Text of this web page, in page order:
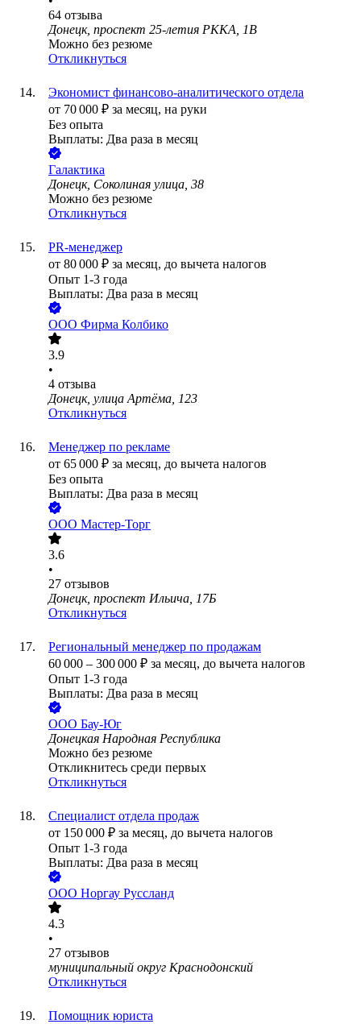
64 отзыва
Донецк, проспект 25-летия РККА, 1В
Можно без резюме
Откликнуться
Экономист финансово-аналитического отдела
от 70 000 ₽ за месяц, на руки
Без опыта
Выплаты: Два раза в месяц
Галактика
Донецк, Соколиная улица, 38
Можно без резюме
Откликнуться
PR-менеджер
от 80 000 ₽ за месяц, до вычета налогов
Опыт 1-3 года
Выплаты: Два раза в месяц
ООО Фирма Колбико
3.9
•
4 отзыва
Донецк, улица Артёма, 123
Откликнуться
Менеджер по рекламе
от 65 000 ₽ за месяц, до вычета налогов
Без опыта
Выплаты: Два раза в месяц
ООО Мастер-Торг
3.6
•
27 отзывов
Донецк, проспект Ильича, 17Б
Откликнуться
Региональный менеджер по продажам
60 000 – 300 000 ₽ за месяц, до вычета налогов
Опыт 1-3 года
Выплаты: Два раза в месяц
ООО Бау-Юг
Донецкая Народная Республика
Можно без резюме
Откликнитесь среди первых
Откликнуться
Специалист отдела продаж
от 150 000 ₽ за месяц, до вычета налогов
Опыт 1-3 года
Выплаты: Два раза в месяц
ООО Норгау Руссланд
4.3
•
27 отзывов
муниципальный округ Краснодонский
Откликнуться
Помощник юриста